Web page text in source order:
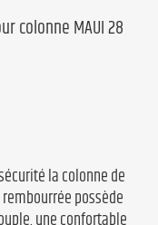
colonne MAUI 28
la colonne de
possède